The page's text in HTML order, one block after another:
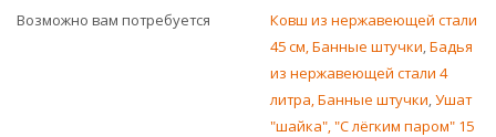
Возможно вам потребуется
Ковш из нержавеющей стали
45 см, Банные штучки,Бадья
из нержавеющей стали 4
литра, Банные штучки,Ушат
"шайка", "С лёгким паром" 15